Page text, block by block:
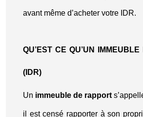
avant même d’acheter votre IDR.
QU’EST CE QU’UN
(IDR)
Un immeuble de rapport
il est censé rapporter à son